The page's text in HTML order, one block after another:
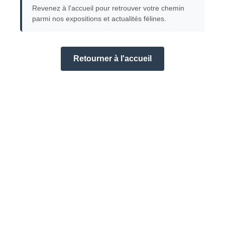
Revenez à l'accueil pour retrouver votre chemin
parmi nos expositions et actualités félines.
Retourner à l'accueil